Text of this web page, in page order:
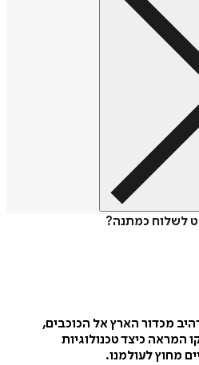
לשלוח כמתנה?
מכדור הארץ אל הכוכבים,
המראה כיצד טכנולוגיות
מחוץ לעולמנו.